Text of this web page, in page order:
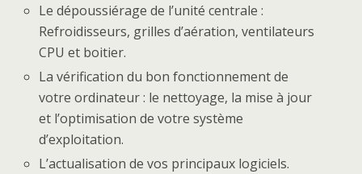
Le dépoussiérage de l’unité centrale :
Refroidisseurs, grilles d’aération, ventilateurs
CPU et boitier.
La vérification du bon fonctionnement de
votre ordinateur : le nettoyage, la mise à jour
et l’optimisation de votre système
d’exploitation.
L’actualisation de vos principaux logiciels.